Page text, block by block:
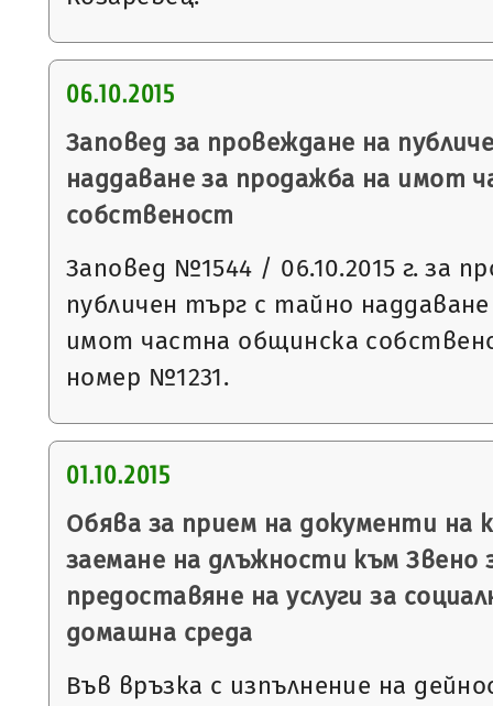
06.10.2015
Заповед за провеждане на
наддаване за продажба на имот
собственост
Заповед №1544 / 06.10.2015 г. за
публичен търг с тайно
имот частна общинска
номер №1231.
01.10.2015
Обява за прием на документи на
заемане на длъжности към Звено
предоставяне на услуги за
домашна среда
Във връзка с изпълнение на